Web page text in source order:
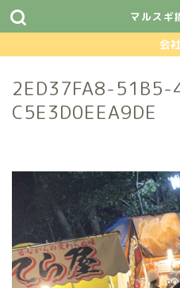
マルスギ
会
2ED37FA8-
C5E3D0EEA9DE